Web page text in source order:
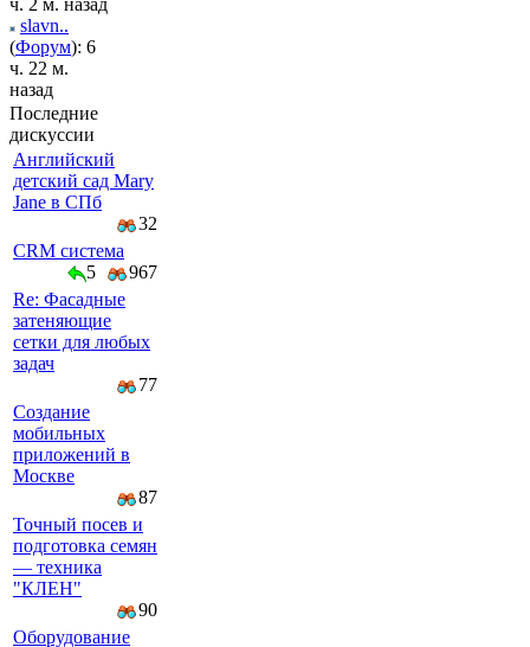
ч. 2 м. назад
slavn..
(Форум): 6
ч. 22 м.
назад
Последние
дискуссии
Английский
детский сад Mary
Jane в СПб
32
CRM система
5
967
Re: Фасадные
затеняющие
сетки для любых
задач
77
Создание
мобильных
приложений в
Москве
87
Точный посев и
подготовка семян
— техника
"КЛЕН"
90
Оборудование